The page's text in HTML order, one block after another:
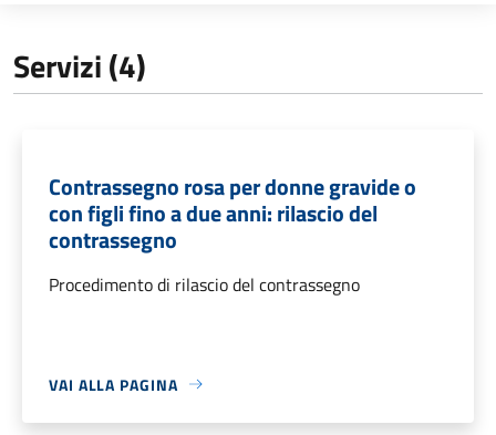
Servizi (4)
Contrassegno rosa per donne gravide o
con figli fino a due anni: rilascio del
contrassegno
Procedimento di rilascio del contrassegno
VAI ALLA PAGINA